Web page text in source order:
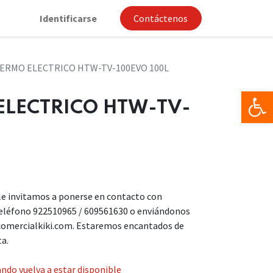
Identificarse Contáctenos
ELECTRICO HTW-TV-100EVO 100L
HTW-TV-
invitamos a ponerse en contacto con
922510965 / 609561630 o enviándonos
Estaremos encantados de
vuelva a estar disponible